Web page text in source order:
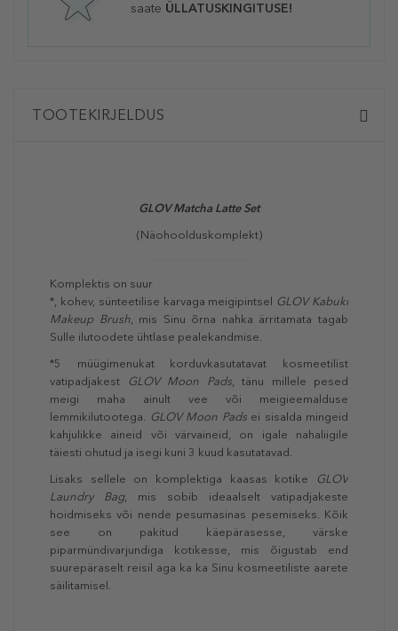
saate ÜLLATUSKINGITUSE!
TOOTEKIRJELDUS
GLOVMatcha Latte Set
(Näohoolduskomplekt)
Komplektis on suur
*, kohev, sünteetilise karvaga meigipintsel GLOV Kabuki
Makeup Brush, mis Sinu õrna nahka ärritamata tagab
Sulle ilutoodete ühtlase pealekandmise.
*5 müügimenukat korduvkasutatavat kosmeetilist
vatipadjakest
GLOV Moon Pads, tänu millele pesed
meigi maha ainult vee või meigieemalduse
lemmikilutootega. GLOV Moon Padsei sisalda mingeid
kahjulikke aineid või värvaineid, on igale nahaliigile
täiesti ohutud ja isegi kuni 3 kuud kasutatavad.
Lisaks sellele on komplektiga kaasas kotike
GLOV
Laundry Bag, mis sobib ideaalselt vatipadjakeste
hoidmiseks või nende pesumasinas pesemiseks. Kõik
see on pakitud käepärasesse, värske
piparmündivarjundiga kotikesse, mis õigustab end
suurepäraselt reisil aga ka ka Sinu kosmeetiliste aarete
säilitamisel.